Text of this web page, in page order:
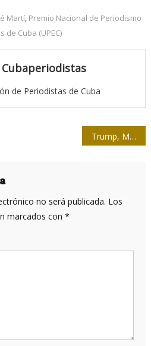
Martí, Premio Nacional de Periodismo
de Cuba (UPEC)
Cubaperiodistas
de Periodistas de Cuba
Trump, Musk y Zuckerberg, tridente contra la verdad
no será publicada. Los
marcados con *